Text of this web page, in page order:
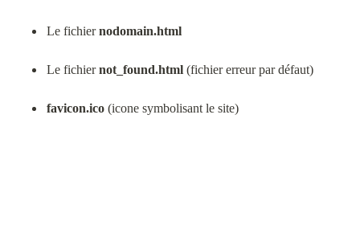
Le fichier nodomain.html
Le fichier not_found.html (fichier erreur par défaut)
favicon.ico (icone symbolisant le site)